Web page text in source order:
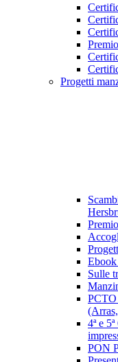
Progetti
Ebook
Sulle
PCTO
4ª e
PON